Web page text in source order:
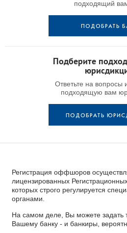
подходящий
ПОДОБРАТЬ
Подберите
Ответьте на вопросы
подходящую вам
ПОДОБРАТЬ
Регистрация оффшоров
лицензированных
которых строго регулируется
органами.
На самом деле, Вы можете задать
Вашему банку - и банкиры,